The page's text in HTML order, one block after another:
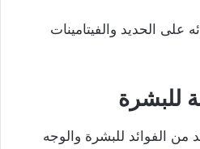
على الحديد والفيتامينات
للبشرة
من الفوائد للبشرة والوجه